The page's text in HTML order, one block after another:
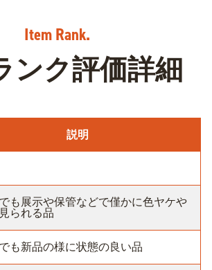
ンク評価詳細
説明
も展示や保管などで僅かに色ヤケや
られる品
も新品の様に状態の良い品